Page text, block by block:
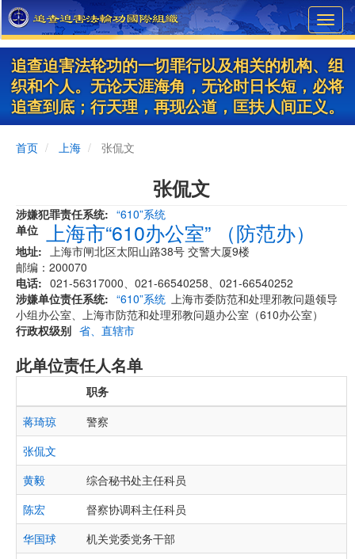
Skip
to
main
content
追查迫害法轮功的一切罪行以及相关的机构、组
织和个人。无论天涯海角，无论时日长短，必将
追查到底；行天理，再现公道，匡扶人间正义。
首页 上海 张侃文
张侃文
涉嫌犯罪责任系统
“610”系统
单位
上海市“610办公室” （防范办）
地址
上海市闸北区太阳山路38号 交警大厦9楼
邮编：200070
电话
021-56317000、021-66540258、021-66540252
涉嫌单位责任系统
“610”系统 上海市委防范和处理邪教问题领导
小组办公室、上海市防范和处理邪教问题办公室（610办公室）
行政权级别 省、直辖市
此单位责任人名单
职务
蒋琦琼
警察
张侃文
黄毅
综合秘书处主任科员
陈宏
督察协调科主任科员
华国球
机关党委党务干部